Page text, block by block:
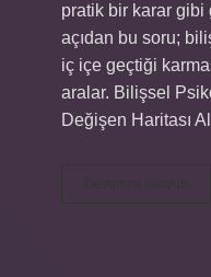
pratik bir karar
açıdan bu soru;
iç içe geçtiği
aralar. Bilişsel
Değişen Haritası